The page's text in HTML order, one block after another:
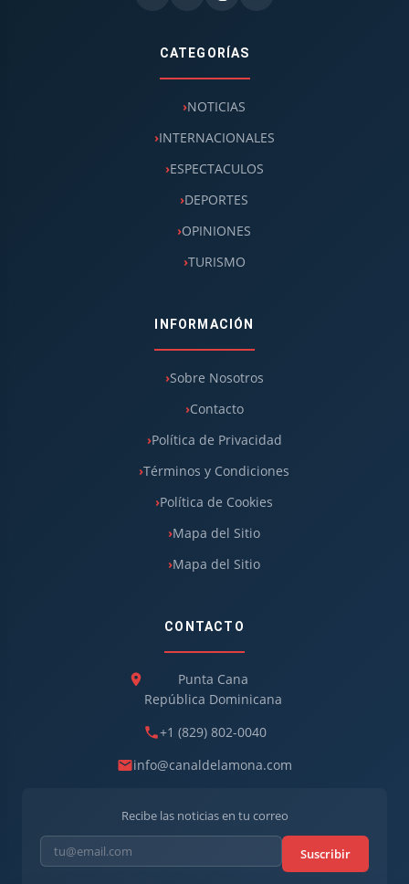
CATEGORÍAS
NOTICIAS
INTERNACIONALES
ESPECTACULOS
DEPORTES
OPINIONES
TURISMO
INFORMACIÓN
Sobre Nosotros
Contacto
Política de Privacidad
Términos y Condiciones
Política de Cookies
Mapa del Sitio
Mapa del Sitio
CONTACTO
Punta Cana
República Dominicana
+1 (829) 802-0040
info@canaldelamona.com
Recibe las noticias en tu correo
Suscribir